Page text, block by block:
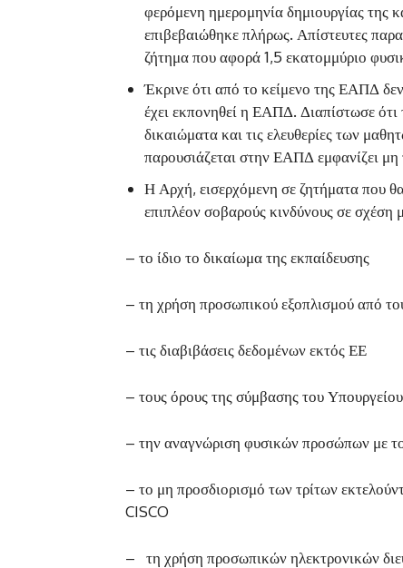
φερόμενη ημερομηνία δημιουργίας της
επιβεβαιώθηκε πλήρως. Απίστευτες
ζήτημα που αφορά 1,5 εκατομμύριο
Έκρινε ότι από το κείμενο της ΕΑΠΔ
έχει εκπονηθεί η ΕΑΠΔ. Διαπίστωσε
δικαιώματα και τις ελευθερίες των
παρουσιάζεται στην ΕΑΠΔ εμφανίζει μη
Η Αρχή, εισερχόμενη σε ζητήματα που
επιπλέον σοβαρούς κινδύνους σε σχέση
– το ίδιο το δικαίωμα της εκπαίδευσης
– τη χρήση προσωπικού εξοπλισμού από
– τις διαβιβάσεις δεδομένων εκτός ΕΕ
– τους όρους της σύμβασης του
– την αναγνώριση φυσικών προσώπων με
– το μη προσδιορισμό των τρίτων
CISCO
– τη χρήση προσωπικών ηλεκτρονικών